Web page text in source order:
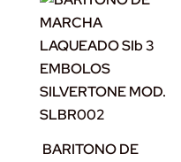
BARITONO DE